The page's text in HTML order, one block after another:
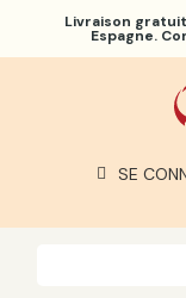
Livraison
Espagne.
SE